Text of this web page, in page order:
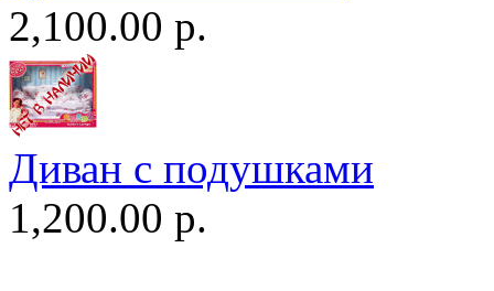
2,100.00 р.
Диван c подушками
1,200.00 р.